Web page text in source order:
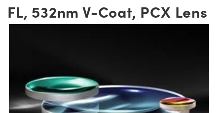
| 分光鏡
| 光學組装
Components | SCHOTT 光學
器
| 雷射分光鏡
| 雷射顯微鏡
| 電動平臺
Microscopes
| 反射物鏡
Objectives
| 雷射用光機模組
| 影視製作和高級攝影
Accessories | 成像鏡頭配件
Microscopy Cameras
Cameras | IDS 相機
Labs Cameras™ | Lucid Vision
| 光源配件
大器
Roughness Standards | 表面
度標準
Tools | 量測工具
室套件
Production
Lenses | 清倉成像鏡頭
and Detection
Lenses | 重新認證成像鏡
Targets
and Detection
FL, 532nm V-Coat, PCX Lens